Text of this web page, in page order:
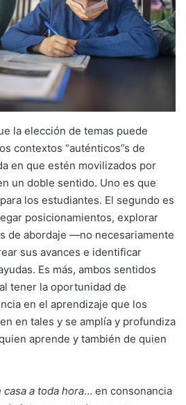
la elección de temas puede
contextos “auténticos”s de
en que estén movilizados por
un doble sentido. Uno es que
los estudiantes. El segundo es
posicionamientos, explorar
de abordaje —no necesariamente
sus avances e identificar
Es más, ambos sentidos
tener la oportunidad de
en el aprendizaje que los
en tales y se amplía y profundiza
aprende y también de quien
a toda hora… en consonancia